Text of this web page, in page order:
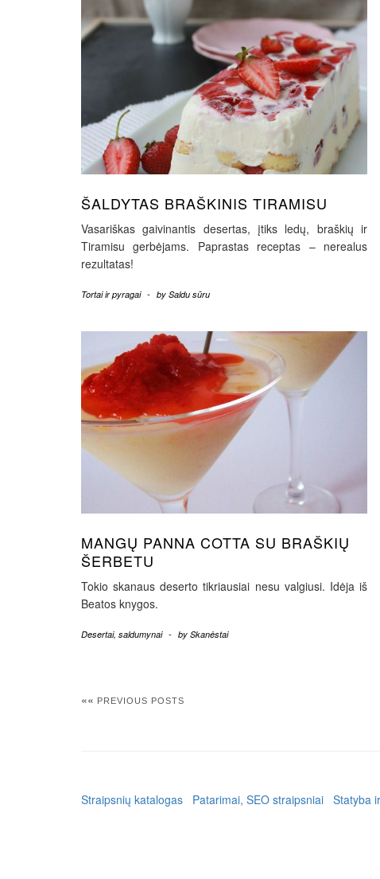
ŠALDYTAS BRAŠKINIS TIRAMISU
Vasariškas gaivinantis desertas, įtiks ledų, braškių ir
Tiramisu gerbėjams. Paprastas receptas – nerealus
rezultatas!
Tortai ir pyragai - by Saldu sūru
MANGŲ PANNA COTTA SU BRAŠKIŲ
ŠERBETU
Tokio skanaus deserto tikriausiai nesu valgiusi. Idėja iš
Beatos knygos.
Desertai, saldumynai - by Skanėstai
«« PREVIOUS POSTS
Straipsnių katalogas Patarimai, SEO straipsniai Statyba